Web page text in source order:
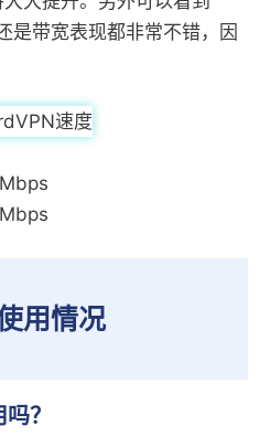
是带宽表现都非常不错，因
用情况
？